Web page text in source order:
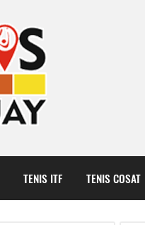
TENIS ITF TENIS COSAT